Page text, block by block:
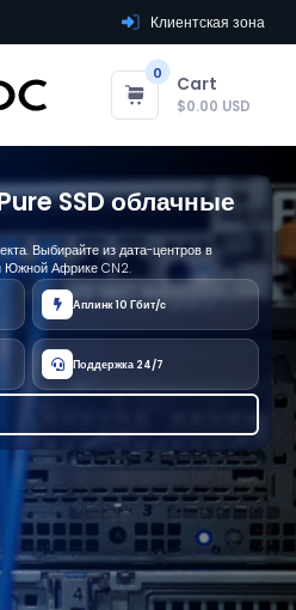
Клиентская зона
0
Cart
$0.00 USD
SSD облачные
Выбирайте из дата-центров в
Южной Африке CN2.
Аплинк 10 Гбит/с
Поддержка 24/7